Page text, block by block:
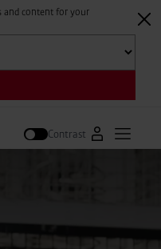
and content for your
Contrast Naar